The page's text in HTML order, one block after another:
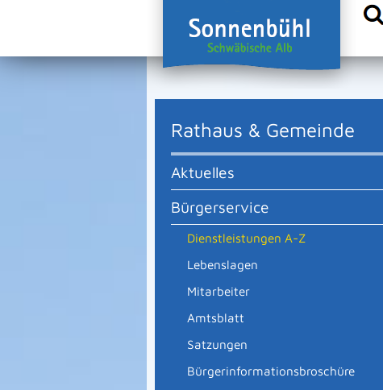
Rathaus & Gemeinde
Aktuelles
Bürgerservice
Dienstleistungen A-Z
Lebenslagen
Mitarbeiter
Amtsblatt
Satzungen
Bürgerinformationsbroschüre